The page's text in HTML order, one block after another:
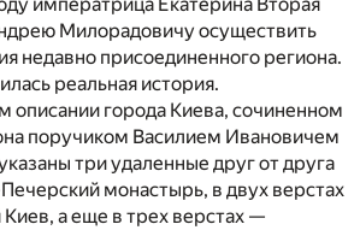
императрица Екатерина Вторая
Милорадовичу осуществить
недавно присоединенного региона.
реальная история.
описании города Киева, сочиненном
поручиком Василием Ивановичем
три удаленные друг от друга
монастырь, в двух верстах
а еще в трех верстах —